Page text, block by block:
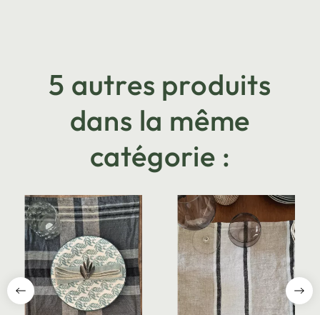
5 autres produits
dans la même
catégorie :